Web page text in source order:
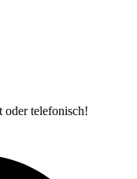
oder telefonisch!